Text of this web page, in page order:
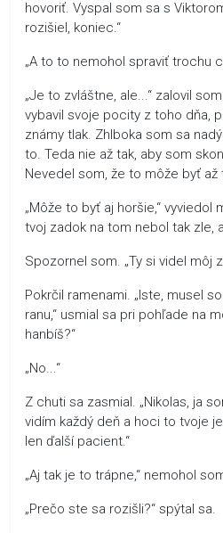
hovoriť. Vyspal som sa s
rozišiel, koniec.“
„A to to nemohol spraviť trochu
„Je to zvláštne, ale...“ zalovil
vybavil svoje pocity z toho dňa,
známy tlak. Zhlboka som sa
to. Teda nie až tak, aby som
Nevedel som, že to môže byť až
„Môže to byť aj horšie,“ vyviedol
tvoj zadok na tom nebol tak zle,
Spozornel som. „Ty si videl môj
Pokrčil ramenami. „Iste, musel
ranu,“ usmial sa pri pohľade na
hanbíš?“
„No...“
Z chuti sa zasmial. „Nikolas, ja
vidím každý deň a hoci to tvoje
len ďalší pacient.“
„Aj tak je to trápne,“ nemohol
„Prečo ste sa rozišli?“ spýtal sa.